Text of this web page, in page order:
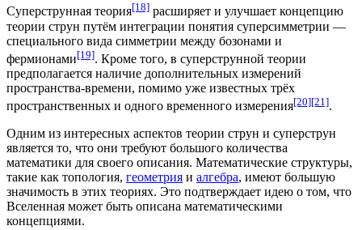
Суперструнная теория[18] расширяет и улучшает концепцию
теории струн путём интеграции понятия суперсимметрии —
специального вида симметрии между бозонами и
фермионами[19]. Кроме того, в суперструнной теории
предполагается наличие дополнительных измерений
пространства-времени, помимо уже известных трёх
пространственных и одного временного измерения[20][21].
Одним из интересных аспектов теории струн и суперструн
является то, что они требуют большого количества
математики для своего описания. Математические структуры,
такие как топология, геометрия и алгебра, имеют большую
значимость в этих теориях. Это подтверждает идею о том, что
Вселенная может быть описана математическими
концепциями.